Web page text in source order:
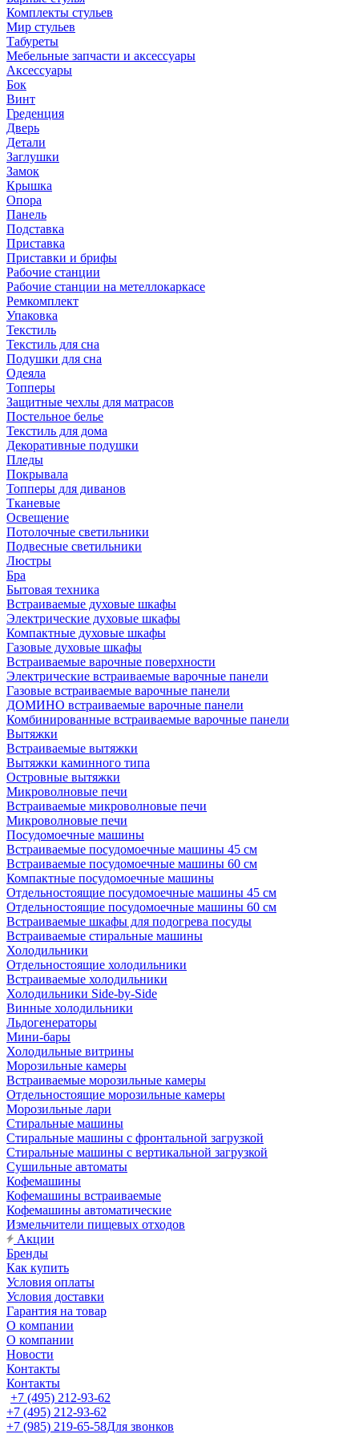
Комплекты стульев
Мир стульев
Табуреты
Мебельные запчасти и аксессуары
Аксессуары
Бок
Винт
Греденция
Дверь
Детали
Заглушки
Замок
Крышка
Опора
Панель
Подставка
Приставка
Приставки и брифы
Рабочие станции
Рабочие станции на метеллокаркасе
Ремкомплект
Упаковка
Текстиль
Текстиль для сна
Подушки для сна
Одеяла
Топперы
Защитные чехлы для матрасов
Постельное белье
Текстиль для дома
Декоративные подушки
Пледы
Покрывала
Топперы для диванов
Тканевые
Освещение
Потолочные светильники
Подвесные светильники
Люстры
Бра
Бытовая техника
Встраиваемые духовые шкафы
Электрические духовые шкафы
Компактные духовые шкафы
Газовые духовые шкафы
Встраиваемые варочные поверхности
Электрические встраиваемые варочные панели
Газовые встраиваемые варочные панели
ДОМИНО встраиваемые варочные панели
Комбинированные встраиваемые варочные панели
Вытяжки
Встраиваемые вытяжки
Вытяжки каминного типа
Островные вытяжки
Микроволновые печи
Встраиваемые микроволновые печи
Микроволновые печи
Посудомоечные машины
Встраиваемые посудомоечные машины 45 см
Встраиваемые посудомоечные машины 60 см
Компактные посудомоечные машины
Отдельностоящие посудомоечные машины 45 см
Отдельностоящие посудомоечные машины 60 см
Встраиваемые шкафы для подогрева посуды
Встраиваемые стиральные машины
Холодильники
Отдельностоящие холодильники
Встраиваемые холодильники
Холодильники Side-by-Side
Винные холодильники
Льдогенераторы
Мини-бары
Холодильные витрины
Морозильные камеры
Встраиваемые морозильные камеры
Отдельностоящие морозильные камеры
Морозильные лари
Стиральные машины
Стиральные машины с фронтальной загрузкой
Стиральные машины с вертикальной загрузкой
Сушильные автоматы
Кофемашины
Кофемашины встраиваемые
Кофемашины автоматические
Измельчители пищевых отходов
Акции
Бренды
Как купить
Условия оплаты
Условия доставки
Гарантия на товар
О компании
О компании
Новости
Контакты
Контакты
+7 (495) 212-93-62
+7 (495) 212-93-62
+7 (985) 219-65-58Для звонков